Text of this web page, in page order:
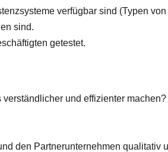
verfügbar sind (Typen
sind.
getestet.
und effizienter machen?
den Partnerunternehmen qualitativ